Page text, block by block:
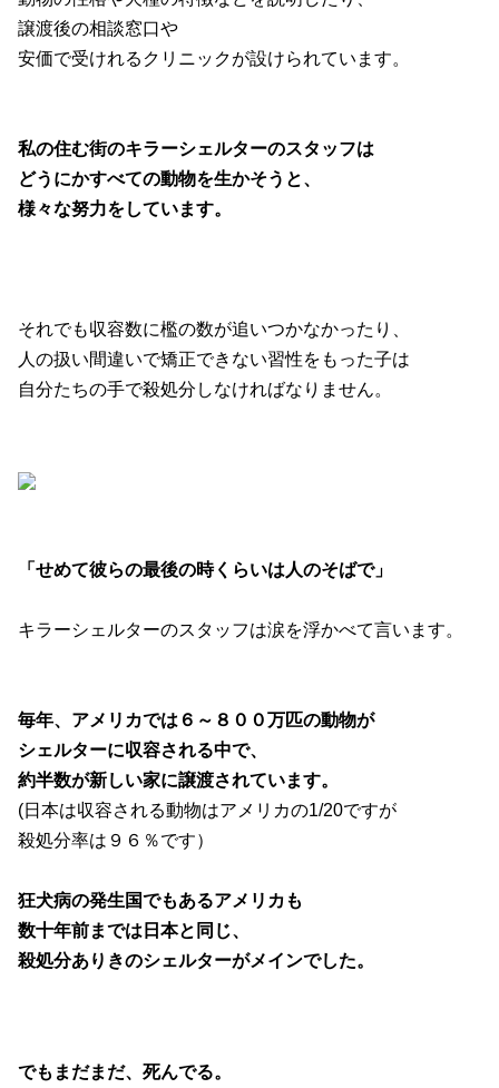
譲渡後の相談窓口や
安価で受けれるクリニックが設けられています。
私の住む街のキラーシェルターのスタッフは
どうにかすべての動物を生かそうと、
様々な努力をしています。
それでも収容数に檻の数が追いつかなかったり、
人の扱い間違いで矯正できない習性をもった子は
自分たちの手で殺処分しなければなりません。
「せめて彼らの最後の時くらいは人のそばで」
キラーシェルターのスタッフは涙を浮かべて言います。
毎年、アメリカでは６～８００万匹の動物が
シェルターに収容される中で、
約半数が新しい家に譲渡されています。
(日本は収容される動物はアメリカの1/20ですが
殺処分率は９６％です）
狂犬病の発生国でもあるアメリカも
数十年前までは日本と同じ、
殺処分ありきのシェルターがメインでした。
でもまだまだ、死んでる。